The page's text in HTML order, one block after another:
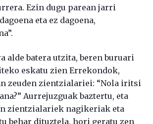
Ezin dugu parean jarri
eta ez dagoena,
alde batera utzita, beren buruari
eskatu zien Errekondok,
zeuden zientzialariei: “Nola iritsi
Aurrejuzguak baztertu, eta
zientzialariek nagikeriak eta
behar dituztela, hori geratu zen